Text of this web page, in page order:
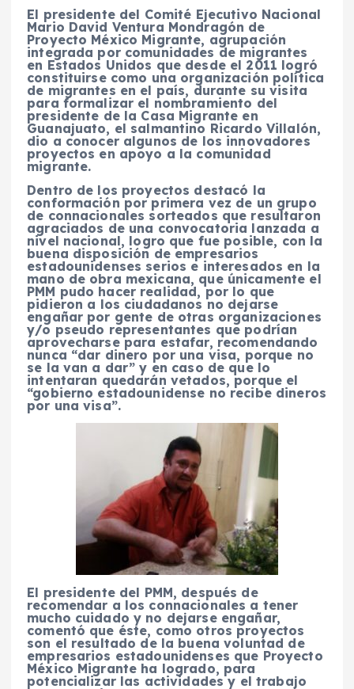
El presidente del Comité Ejecutivo Nacional
Mario David Ventura Mondragón de
Proyecto México Migrante, agrupación
integrada por comunidades de migrantes
en Estados Unidos que desde el 2011 logró
constituirse como una organización política
de migrantes en el país, durante su visita
para formalizar el nombramiento del
presidente de la Casa Migrante en
Guanajuato, el salmantino Ricardo Villalón,
dio a conocer algunos de los innovadores
proyectos en apoyo a la comunidad
migrante.
Dentro de los proyectos destacó la
conformación por primera vez de un grupo
de connacionales sorteados que resultaron
agraciados de una convocatoria lanzada a
nivel nacional, logro que fue posible, con la
buena disposición de empresarios
estadounidenses serios e interesados en la
mano de obra mexicana, que únicamente el
PMM pudo hacer realidad, por lo que
pidieron a los ciudadanos no dejarse
engañar por gente de otras organizaciones
y/o pseudo representantes que podrían
aprovecharse para estafar, recomendando
nunca “dar dinero por una visa, porque no
se la van a dar” y en caso de que lo
intentaran quedarán vetados, porque el
“gobierno estadounidense no recibe dineros
por una visa”.
El presidente del PMM, después de
recomendar a los connacionales a tener
mucho cuidado y no dejarse engañar,
comentó que éste, como otros proyectos
son el resultado de la buena voluntad de
empresarios estadounidenses que Proyecto
México Migrante ha logrado, para
potencializar las actividades y el trabajo